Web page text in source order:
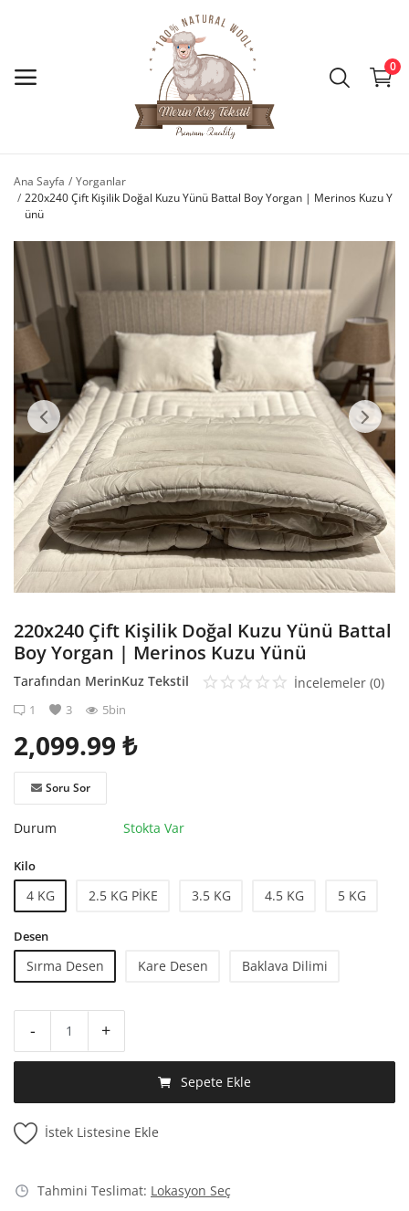
0
Ana Sayfa
İstek Listesi
İletişim
Blog
Giriş Yap
Kaydol
Ana Sayfa
Yorganlar
220x240 Çift Kişilik Doğal Kuzu Yünü Battal Boy Yorgan | Merinos Kuzu Y
ünü
220x240 Çift Kişilik Doğal Kuzu Yünü Battal
Boy Yorgan | Merinos Kuzu Yünü
Tarafından MerinKuz Tekstil İncelemeler (0)
1 3 5bin
2,099.99 ₺
Soru Sor
Durum Stokta Var
Kilo
4 KG 2.5 KG PİKE 3.5 KG 4.5 KG 5 KG
Desen
Sırma Desen Kare Desen Baklava Dilimi
- +
Sepete Ekle
İstek Listesine Ekle
Tahmini Teslimat: Lokasyon Seç